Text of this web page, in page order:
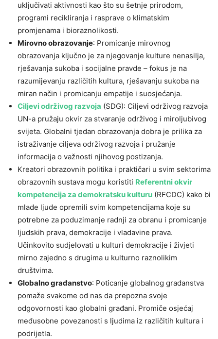
uključivati ​​aktivnosti kao što su šetnje prirodom,
programi recikliranja i rasprave o klimatskim
promjenama i bioraznolikosti.
Mirovno obrazovanje: Promicanje mirovnog
obrazovanja ključno je za njegovanje kulture nenasilja,
rješavanja sukoba i socijalne pravde – fokus je na
razumijevanju različitih kultura, rješavanju sukoba na
miran način i promicanju empatije i suosjećanja.
Ciljevi održivog razvoja (SDG): Ciljevi održivog razvoja
UN-a pružaju okvir za stvaranje održivog i miroljubivog
svijeta. Globalni tjedan obrazovanja dobra je prilika za
istraživanje ciljeva održivog razvoja i pružanje
informacija o važnosti njihovog postizanja.
Kreatori obrazovnih politika i praktičari u svim sektorima
obrazovnih sustava mogu koristiti Referentni okvir
kompetencija za demokratsku kulturu (RFCDC) kako bi
mlade ljude opremili svim kompetencijama koje su
potrebne za poduzimanje radnji za obranu i promicanje
ljudskih prava, demokracije i vladavine prava.
Učinkovito sudjelovati u kulturi demokracije i živjeti
mirno zajedno s drugima u kulturno raznolikim
društvima.
Globalno građanstvo: Poticanje globalnog građanstva
pomaže svakome od nas da prepozna svoje
odgovornosti kao globalni građani. Promiče osjećaj
međusobne povezanosti s ljudima iz različitih kultura i
podrijetla.